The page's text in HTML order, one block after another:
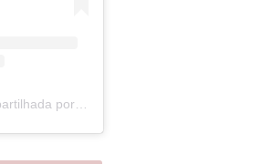
Uma publicação compartilhada por Christiane Gonçalves (@artecomquiane)